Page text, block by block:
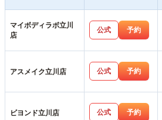
マイボディラボ立川
店
公式 予約
アスメイク立川店 公式 予約
ビヨンド立川店 公式 予約